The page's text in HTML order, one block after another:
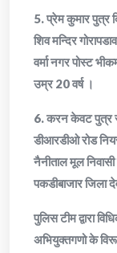
5. प्रेम कुमार पुत्र
शिव मन्दिर
वर्मा नगर पोस्ट
उम्र 20 वर्ष ।
6. करन केवट पुत्र
डीआरडीओ रोड नियर
नैनीताल मूल
पकडीबाजार जिला
पुलिस टीम द्वारा
अभियुक्तगणो के